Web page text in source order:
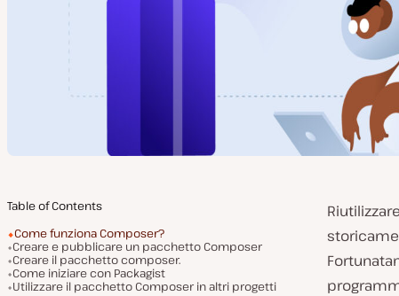
Table of Contents
Come funziona Composer?
Creare e pubblicare un pacchetto Composer
Creare il pacchetto composer.
Come iniziare con Packagist
Utilizzare il pacchetto Composer in altri progetti